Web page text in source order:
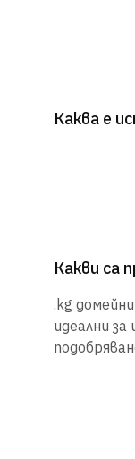
Каква е
Какви са
.kg
идеални